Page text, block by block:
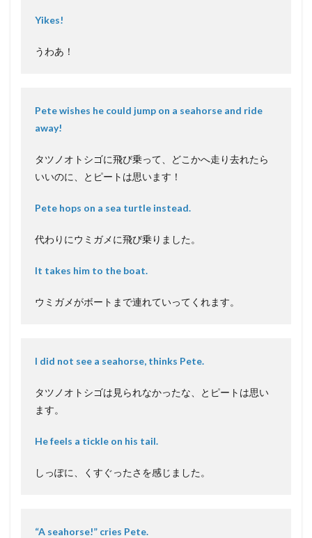
Yikes!
うわあ！
Pete wishes he could jump on a seahorse and ride
away!
タツノオトシゴに飛び乗って、どこかへ走り去れたら
いいのに、とピートは思います！
Pete hops on a sea turtle instead.
代わりにウミガメに飛び乗りました。
It takes him to the boat.
ウミガメがボートまで連れていってくれます。
I did not see a seahorse, thinks Pete.
タツノオトシゴは見られなかったな、とピートは思い
ます。
He feels a tickle on his tail.
しっぽに、くすぐったさを感じました。
“A seahorse!” cries Pete.